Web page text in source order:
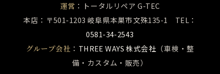
運営 ：トータルリペア G-TEC
本店：〒501-1203 岐阜県本巣市文殊135-1 TEL：
0581-34-2543
グループ会社 ： THREE WAYS 株式会社 （車検・整
備・カスタム・販売）